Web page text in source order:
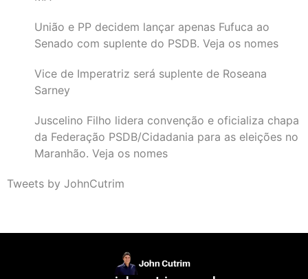
União e PP decidem lançar apenas Fufuca ao
Senado com suplente do PSDB. Veja os nomes
Vice de Imperatriz será suplente de Roseana
Sarney
Juscelino Filho lidera convenção e oficializa chapa
da Federação PSDB/Cidadania para as eleições no
Maranhão. Veja os nomes
Tweets by JohnCutrim